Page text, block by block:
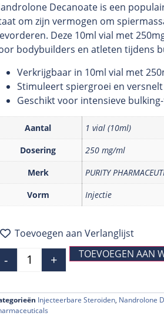
Decanoate is een
om zijn vermogen om
Deze 10ml vial met
bodybuilders en atleten tijdens
Verkrijgbaar in 10ml vial met
Stimuleert spiergroei en
Geschikt voor intensieve
Aantal
1 vial (10ml)
Dosering
250 mg/ml
Merk
PURITY
Vorm
Injectie
Toevoegen aan Verlanglijst
- + TOEVOEGEN AAN
Injecteerbare Steroiden, Nandrolone